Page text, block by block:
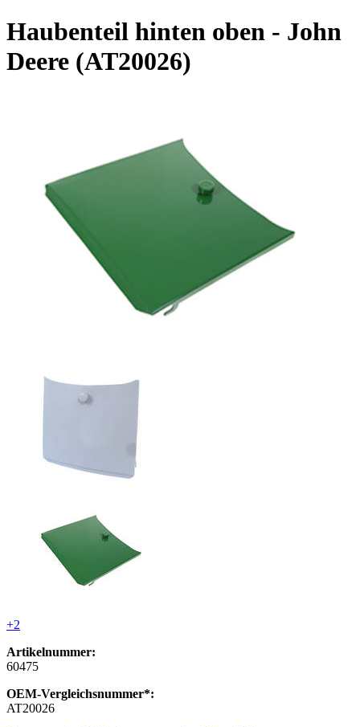
Haubenteil hinten oben - John
Deere (AT20026)
+2
Artikelnummer:
60475
OEM-Vergleichsnummer*:
AT20026